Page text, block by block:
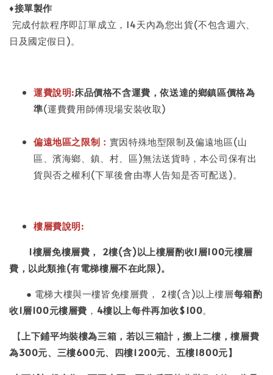
♦接單製作
完成付款程序即訂單成立，14天內為您出貨(不包含週六、
日及國定假日)。
運費說明:床品價格不含運費 ，依送達的鄉鎮區價格為
準(運費費用師傅現場安裝收取)
偏遠地區之限制： 實因特殊地型限制及偏遠地區(山
區、濱海鄉、鎮、村、區)無法送貨時，本公司保有出
貨與否之權利(下單後會由專人告知是否可配送)。
樓層費說明:
1樓層免樓層費， 2樓(含)以上樓層酌收1層100元樓層
費，以此類推(有電梯樓層不在此限)。
● 電梯大樓與一樓皆免樓層費， 2樓(含)以上樓層每箱酌
收1層100元樓層費 ， 4樓以上每件再加收$100。
【 上下鋪平均裝樓為三箱，若以三箱計，搬上二樓，樓層費
為300元、三樓600元、四樓1200元、五樓1800元】